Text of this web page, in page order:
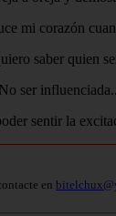
mi corazón
saber quien
ser
sentir la
en